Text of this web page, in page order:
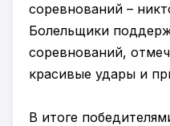
соревнований –
Болельщики
соревнований,
красивые удары и
В итоге